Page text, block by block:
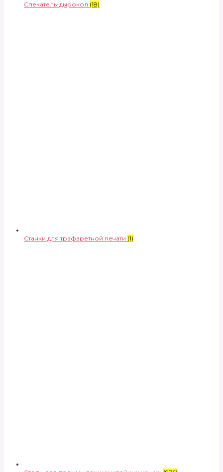
Спекатель-дырокол (18)
Станки для трафаретной печати (1)